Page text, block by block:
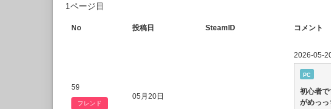
1ページ目
No 投稿日 SteamID コメント
59
フレンド
05月20日
2026-05-
PC
初心者で
がめっっ